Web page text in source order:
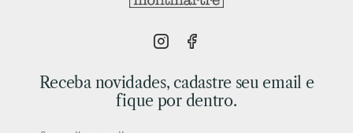
Receba novidades, cadastre seu email e
fique por dentro.